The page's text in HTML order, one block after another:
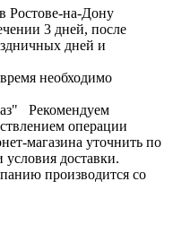
Ростове-на-Дону
3 дней, после
дней и
необходимо
Рекомендуем
операции
магазина уточнить по
доставки.
производится со